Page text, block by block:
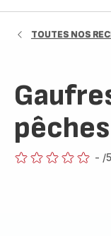
TOUTES NOS
- /5